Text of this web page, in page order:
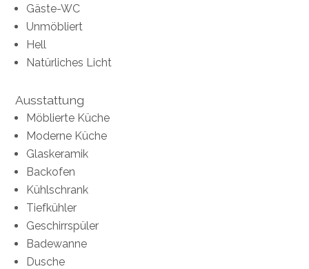
Gäste-WC
Unmöbliert
Hell
Natürliches Licht
Ausstattung
Möblierte Küche
Moderne Küche
Glaskeramik
Backofen
Kühlschrank
Tiefkühler
Geschirrspüler
Badewanne
Dusche